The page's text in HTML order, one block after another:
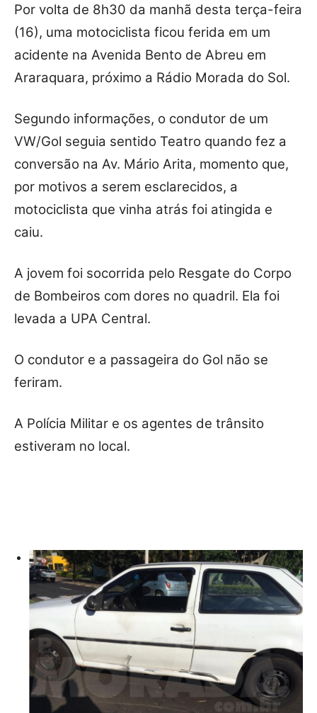
Por volta de 8h30 da manhã desta terça-feira
(16), uma motociclista ficou ferida em um
acidente na Avenida Bento de Abreu em
Araraquara, próximo a Rádio Morada do Sol.
Segundo informações, o condutor de um
VW/Gol seguia sentido Teatro quando fez a
conversão na Av. Mário Arita, momento que,
por motivos a serem esclarecidos, a
motociclista que vinha atrás foi atingida e
caiu.
A jovem foi socorrida pelo Resgate do Corpo
de Bombeiros com dores no quadril. Ela foi
levada a UPA Central.
O condutor e a passageira do Gol não se
feriram.
A Polícia Militar e os agentes de trânsito
estiveram no local.